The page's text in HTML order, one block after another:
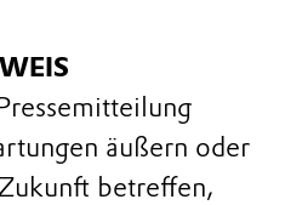
äußern oder
betreffen,